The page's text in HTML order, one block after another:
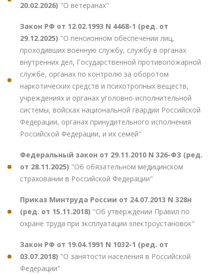
20.02.2026) "О ветеранах"
Закон РФ от 12.02.1993 N 4468-1 (ред. от
29.12.2025) "О пенсионном обеспечении лиц,
проходивших военную службу, службу в органах
внутренних дел, Государственной противопожарной
службе, органах по контролю за оборотом
наркотических средств и психотропных веществ,
учреждениях и органах уголовно-исполнительной
системы, войсках национальной гвардии Российской
Федерации, органах принудительного исполнения
Российской Федерации, и их семей"
Федеральный закон от 29.11.2010 N 326-ФЗ (ред.
от 28.11.2025) "Об обязательном медицинском
страховании в Российской Федерации"
Приказ Минтруда России от 24.07.2013 N 328н
(ред. от 15.11.2018) "Об утверждении Правил по
охране труда при эксплуатации электроустановок"
Закон РФ от 19.04.1991 N 1032-1 (ред. от
03.07.2018) "О занятости населения в Российской
Федерации"